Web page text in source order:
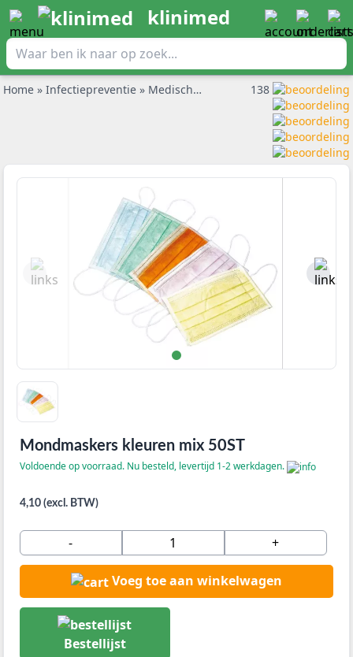
klinimed
Home » Infectiepreventie » Medische mondkapjes »
138
Mondmaskers kleuren mix 50ST
Voldoende op voorraad. Nu besteld, levertijd 1-2 werkdagen.
4,10 (excl. BTW)
- +
Voeg toe aan winkelwagen
Bestellijst